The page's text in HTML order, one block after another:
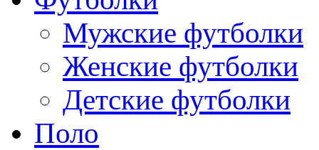
Мужские футболки
Женские футболки
Детские футболки
Поло